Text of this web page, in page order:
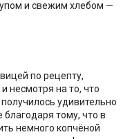
и свежим хлебом —
по рецепту,
несмотря на то, что
удивительно
тому, что в
немного копчёной